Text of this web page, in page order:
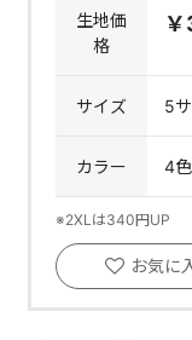
生地価
格
サイズ 5
カラー 4色
※2XLは340円UP
お気に